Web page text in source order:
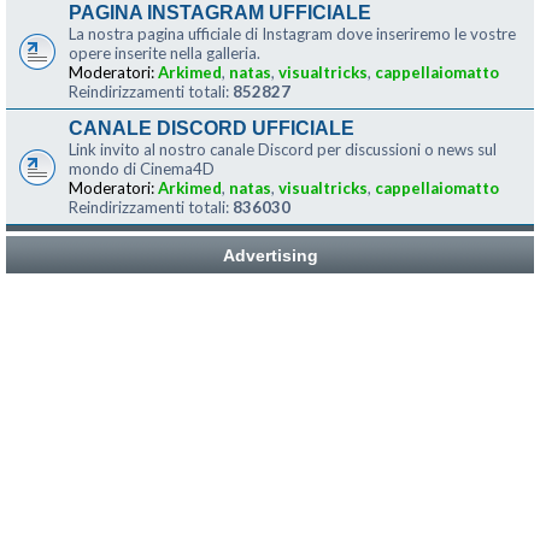
PAGINA INSTAGRAM UFFICIALE
La nostra pagina ufficiale di Instagram dove inseriremo le vostre
opere inserite nella galleria.
Moderatori:Arkimed, natas, visualtricks, cappellaiomatto
Reindirizzamenti totali: 852827
CANALE DISCORD UFFICIALE
Link invito al nostro canale Discord per discussioni o news sul
mondo di Cinema4D
Moderatori:Arkimed, natas, visualtricks, cappellaiomatto
Reindirizzamenti totali: 836030
Advertising